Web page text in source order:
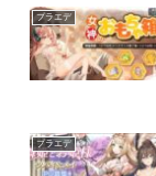
プラエデ
プラエデ